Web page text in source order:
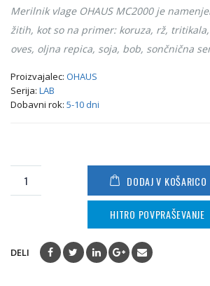
Merilnik vlage OHAUS MC2000 je
žitih, kot so na primer: koruza, rž,
oves, oljna repica, soja, bob, sončnična
Proizvajalec: OHAUS
Serija: LAB
Dobavni rok: 5-10 dni
DODAJ V KOŠARICO
HITRO POVPRAŠEVANJE
DELI